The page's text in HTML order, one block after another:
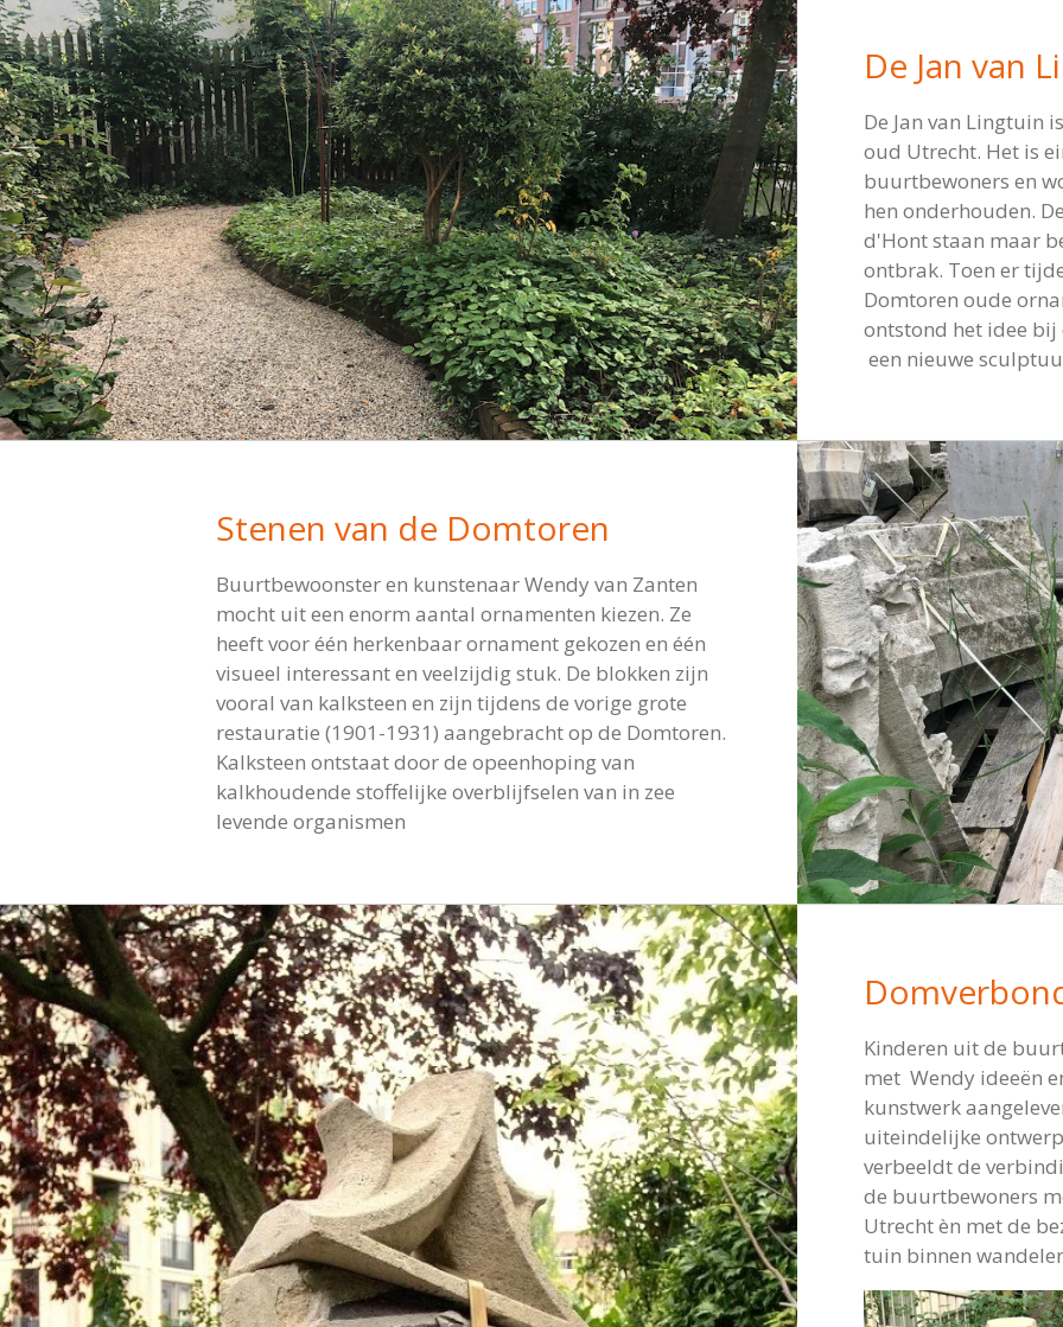
De Jan van
De Jan van Lingtuin
oud Utrecht. Het is
buurtbewoners en
hen onderhouden.
d'Hont staan maar
ontbrak. Toen er
Domtoren oude
ontstond het idee
een nieuwe
Stenen van de Domtoren
Buurtbewoonster en kunstenaar Wendy van Zanten
mocht uit een enorm aantal ornamenten kiezen. Ze
heeft voor één herkenbaar ornament gekozen en één
visueel interessant en veelzijdig stuk. De blokken zijn
vooral van kalksteen en zijn tijdens de vorige grote
restauratie (1901-1931) aangebracht op de Domtoren.
Kalksteen ontstaat door de opeenhoping van
kalkhoudende stoffelijke overblijfselen van in zee
levende organismen
Kinderen uit de
met Wendy ideeën
kunstwerk
uiteindelijke
verbeeldt de
de buurtbewoners
Utrecht èn met de
tuin binnen